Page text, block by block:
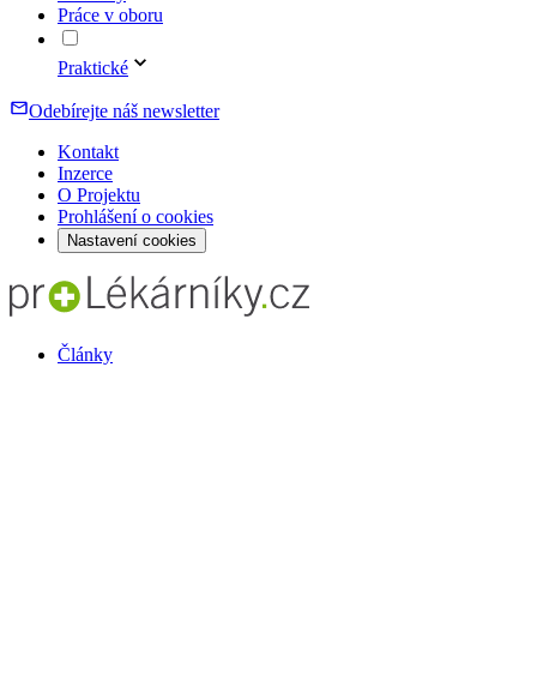
Práce v oboru
Praktické
Odebírejte náš newsletter
Kontakt
Inzerce
O Projektu
Prohlášení o cookies
Nastavení cookies
Články